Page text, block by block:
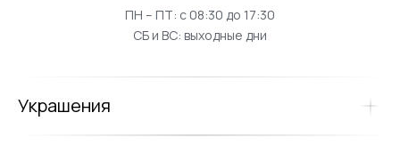
ПН – ПТ: с 08:30 до 17:30
СБ и ВС: выходные дни
Украшения